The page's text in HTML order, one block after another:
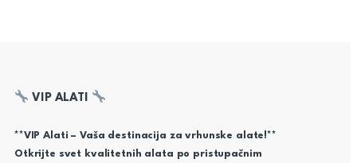
VIP ALATI
**VIP Alati – Vaša destinacija za vrhunske alate!**
Otkrijte svet kvalitetnih alata po pristupačnim